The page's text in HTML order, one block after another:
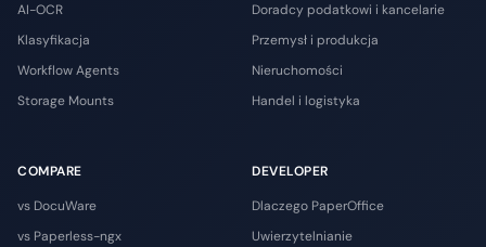
AI-OCR
Klasyfikacja
Workflow Agents
Storage Mounts
Doradcy podatkowi i kancelarie
Przemysł i produkcja
Nieruchomości
Handel i logistyka
COMPARE
vs DocuWare
vs Paperless-ngx
DEVELOPER
Dlaczego PaperOffice
Uwierzytelnianie